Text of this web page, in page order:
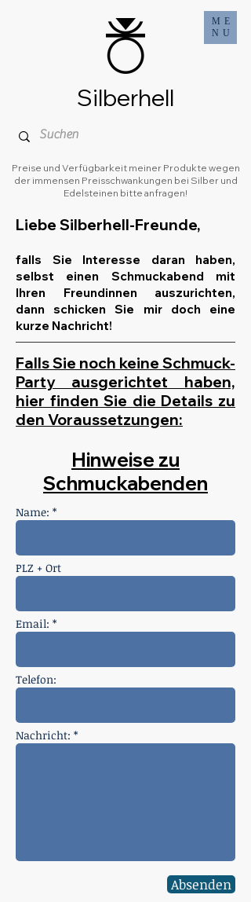
ME
NU
Preise und Verfügbarkeit meiner Produkte wegen
der immensen Preisschwankungen bei Silber und
Edelsteinen bitte anfragen!
Silberhell
Liebe Silberhell-Freunde,
falls Sie Interesse daran haben,
selbst einen Schmuckabend mit
Ihren Freundinnen auszurichten,
dann schicken Sie mir doch eine
kurze Nachricht!
Falls Sie noch keine Schmuck-
Party ausgerichtet haben,
hier finden Sie die Details zu
den Voraussetzungen:
Hinweise zu
Schmuckabenden
Name: *
PLZ + Ort
Email: *
Telefon:
Nachricht: *
Absenden